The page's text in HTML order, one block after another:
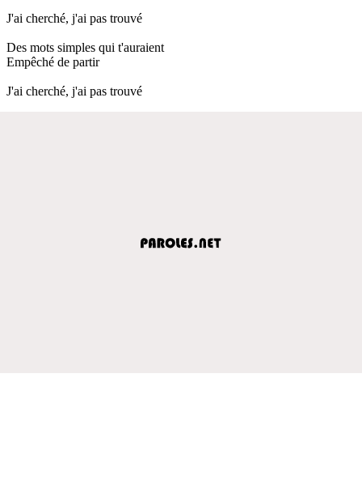
J'ai cherché, j'ai pas trouvé
Des mots simples qui t'auraient
Empêché de partir
J'ai cherché, j'ai pas trouvé